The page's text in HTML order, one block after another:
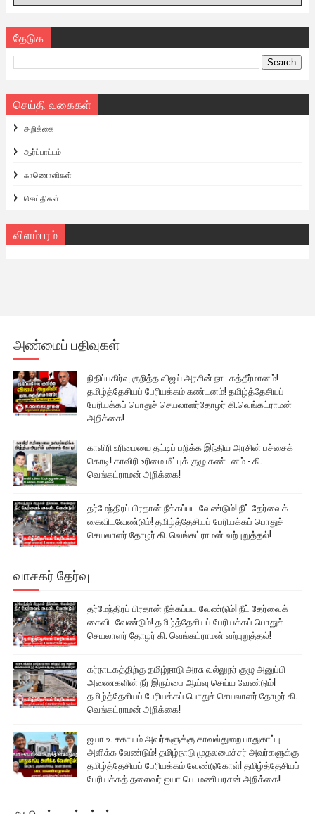
தேடுக
செய்தி வகைகள்
அறிக்கை
ஆர்ப்பாட்டம்
காணொளிகள்
செய்திகள்
விளம்பரம்
அண்மைப் பதிவுகள்
நிதிப்பகிர்வு குறித்த விஜய் அரசின் நாடகத்தீர்மானம்!
தமிழ்த்தேசியப் பேரியக்கம் கண்டனம்! தமிழ்த்தேசியப்
பேரியக்கப் பொதுச் செயலாளர்தோழர் கி.வெங்கட்ராமன்
அறிக்கை!
காவிரி உரிமையை தட்டிப் பறிக்க இந்திய அரசின் பச்சைக்
கொடி! காவிரி உரிமை மீட்புக் குழு கண்டனம் - கி.
வெங்கட்ராமன் அறிக்கை!
தர்மேந்திரப் பிரதான் நீக்கப்பட வேண்டும்! நீட் தேர்வைக்
கைவிடவேண்டும்! தமிழ்த்தேசியப் பேரியக்கப் பொதுச்
செயலாளர் தோழர் கி. வெங்கட்ராமன் வற்புறுத்தல்!
வாசகர் தேர்வு
தர்மேந்திரப் பிரதான் நீக்கப்பட வேண்டும்! நீட் தேர்வைக்
கைவிடவேண்டும்! தமிழ்த்தேசியப் பேரியக்கப் பொதுச்
செயலாளர் தோழர் கி. வெங்கட்ராமன் வற்புறுத்தல்!
கர்நாடகத்திற்கு தமிழ்நாடு அரசு வல்லுநர் குழு அனுப்பி
அணைகளின் நீர் இருப்பை ஆய்வு செய்ய வேண்டும்!
தமிழ்த்தேசியப் பேரியக்கப் பொதுச் செயலாளர் தோழர் கி.
வெங்கட்ராமன் அறிக்கை!
ஐயா உ. சகாயம் அவர்களுக்கு காவல்துறை பாதுகாப்பு
அளிக்க வேண்டும்! தமிழ்நாடு முதலமைச்சர் அவர்களுக்கு
தமிழ்த்தேசியப் பேரியக்கம் வேண்டுகோள்! தமிழ்த்தேசியப்
பேரியக்கத் தலைவர் ஐயா பெ. மணியரசன் அறிக்கை!